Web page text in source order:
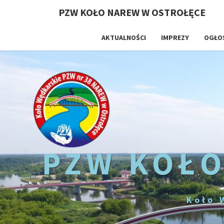
PZW KOŁO NAREW W OSTROŁĘCE
AKTUALNOŚCI IMPREZY
PZW
Koło